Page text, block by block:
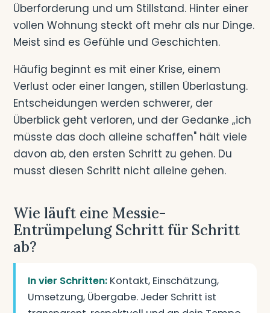
Überforderung und um Stillstand. Hinter einer
vollen Wohnung steckt oft mehr als nur Dinge.
Meist sind es Gefühle und Geschichten.
Häufig beginnt es mit einer Krise, einem
Verlust oder einer langen, stillen Überlastung.
Entscheidungen werden schwerer, der
Überblick geht verloren, und der Gedanke „ich
müsste das doch alleine schaffen" hält viele
davon ab, den ersten Schritt zu gehen. Du
musst diesen Schritt nicht alleine gehen.
Wie läuft eine Messie-
Entrümpelung Schritt für Schritt
ab?
In vier Schritten: Kontakt, Einschätzung,
Umsetzung, Übergabe. Jeder Schritt ist